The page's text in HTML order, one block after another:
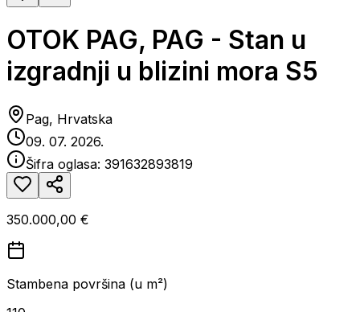
OTOK PAG, PAG - Stan u
izgradnji u blizini mora S5
Pag, Hrvatska
09. 07. 2026.
Šifra oglasa: 391632893819
350.000,00 €
Stambena površina (u m²)